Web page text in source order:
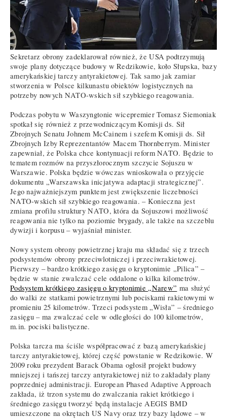
Sekretarz obrony zadeklarował również, że USA podtrzymują
swoje plany dotyczące budowy w Redzikowie, koło Słupska, bazy
amerykańskiej tarczy antyrakietowej. Tak samo jak zamiar
stworzenia w Polsce kilkunastu obiektów logistycznych na
potrzeby nowych NATO-wskich sił szybkiego reagowania.
Podczas pobytu w Waszyngtonie wicepremier Tomasz Siemoniak
spotkał się również z przewodniczącym Komisji ds. Sił
Zbrojnych Senatu Johnem McCainem i szefem Komisji ds. Sił
Zbrojnych Izby Reprezentantów Macem Thornberrym. Minister
zapewniał, że Polska chce kontynuacji reform NATO. Będzie to
tematem rozmów na przyszłorocznym szczycie Sojuszu w
Warszawie. Polska będzie wówczas wnioskowała o przyjęcie
dokumentu „Warszawska inicjatywa adaptacji strategicznej”.
Jego najważniejszym punktem jest zwiększenie liczebności
NATO-wskich sił szybkiego reagowania. – Konieczna jest
zmiana profilu struktury NATO, która da Sojuszowi możliwość
reagowania nie tylko na poziomie brygady, ale także na szczeblu
dywizji i korpusu – wyjaśniał minister.
Nowy system obrony powietrznej kraju ma składać się z trzech
podsystemów obrony przeciwlotniczej i przeciwrakietowej.
Pierwszy – bardzo krótkiego zasięgu o kryptonimie „Pilica” –
będzie w stanie zwalczać cele oddalone o kilka kilometrów.
Podsystem krótkiego zasięgu o kryptonimie „Narew” ma służyć
do walki ze statkami powietrznymi lub pociskami rakietowymi w
promieniu 25 kilometrów. Trzeci podsystem „Wisła” – średniego
zasięgu – ma zwalczać cele w odległości do 100 kilometrów,
m.in. pociski balistyczne.
Polska tarcza ma ściśle współpracować z bazą amerykańskiej
tarczy antyrakietowej, której część powstanie w Redzikowie. W
2009 roku prezydent Barack Obama ogłosił projekt budowy
mniejszej i tańszej tarczy antyrakietowej niż to zakładały plany
poprzedniej administracji. European Phased Adaptive Approach
zakłada, iż trzon systemu do zwalczania rakiet krótkiego i
średniego zasięgu tworzyć będą instalacje AEGIS BMD
umieszczone na okrętach US Navy oraz trzy bazy lądowe – w